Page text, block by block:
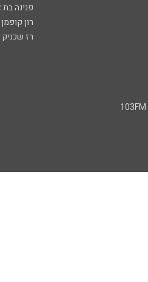
פנינה בת
רון
רז שכניק